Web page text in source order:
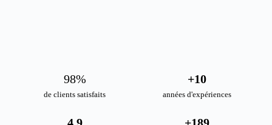
de clients satisfaits
98%
années d'expériences
+10